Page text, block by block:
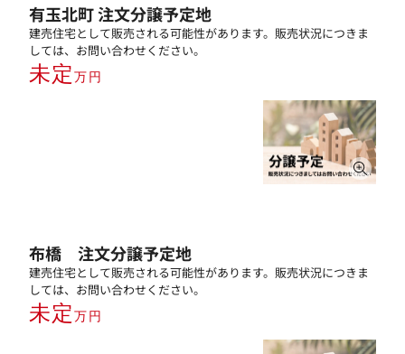
有玉北町 注文分譲予定地
建売住宅として販売される可能性があります。販売状況につきま
しては、お問い合わせください。
未定万円
布橋 注文分譲予定地
建売住宅として販売される可能性があります。販売状況につきま
しては、お問い合わせください。
未定万円